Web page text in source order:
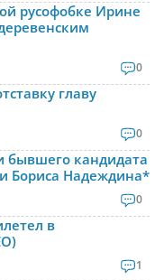
русофобке Ирине
0
главу
0
бывшего кандидата
Бориса Надеждина*
0
в
1